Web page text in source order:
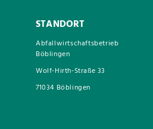
STANDORT
Abfallwirtschaftsbetrieb
Böblingen
Wolf-Hirth-Straße 33
71034 Böblingen